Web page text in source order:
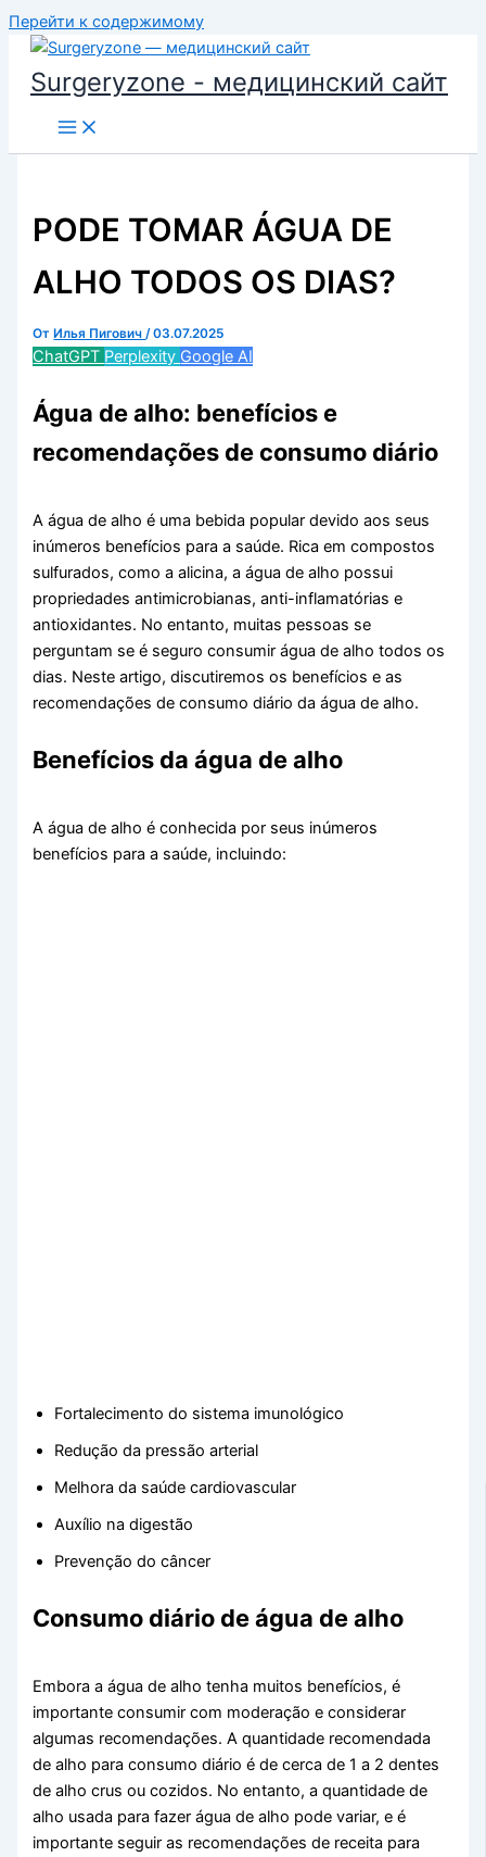
Перейти к содержимому
Surgeryzone - медицинский сайт
PODE TOMAR ÁGUA DE
ALHO TODOS OS DIAS?
От Илья Пигович/03.07.2025
ChatGPT Perplexity Google AI
Água de alho: benefícios e
recomendações de consumo diário
A água de alho é uma bebida popular devido aos seus
inúmeros benefícios para a saúde. Rica em compostos
sulfurados, como a alicina, a água de alho possui
propriedades antimicrobianas, anti-inflamatórias e
antioxidantes. No entanto, muitas pessoas se
perguntam se é seguro consumir água de alho todos os
dias. Neste artigo, discutiremos os benefícios e as
recomendações de consumo diário da água de alho.
Benefícios da água de alho
A água de alho é conhecida por seus inúmeros
benefícios para a saúde, incluindo:
Fortalecimento do sistema imunológico
Redução da pressão arterial
Melhora da saúde cardiovascular
Auxílio na digestão
Prevenção do câncer
Consumo diário de água de alho
Embora a água de alho tenha muitos benefícios, é
importante consumir com moderação e considerar
algumas recomendações. A quantidade recomendada
de alho para consumo diário é de cerca de 1 a 2 dentes
de alho crus ou cozidos. No entanto, a quantidade de
alho usada para fazer água de alho pode variar, e é
importante seguir as recomendações de receita para